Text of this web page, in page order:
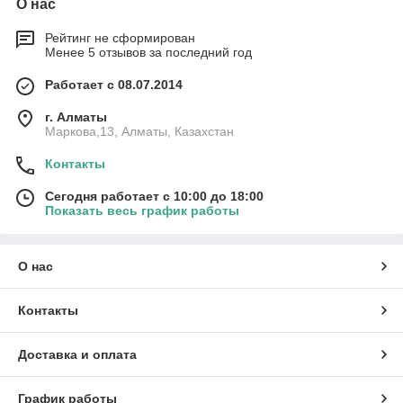
различного типа и протяжённости.
2. Кабель Cable UTP-5 cat VISION 24awg 305m «Бухта» -
такие расходные материалы применяются для создания
Купить кабель на максимально выгодных
Если вам нужны надёжные и практичные расходные
нам. У нас всегда можно купить кабель, цена которого
О нас
Рейтинг не сформирован
Менее 5 отзывов за последний год
Работает с 08.07.2014
г. Алматы
Маркова,13, Алматы, Казахстан
Контакты
Сегодня работает с 10:00 до 18:00
Показать весь график работы
О нас
Контакты
Доставка и оплата
График работы